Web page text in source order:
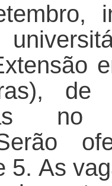
de
5. As